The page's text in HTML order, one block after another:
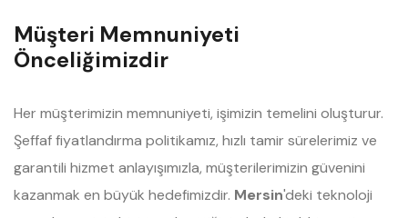
Müşteri Memnuniyeti
Önceliğimizdir
Her müşterimizin memnuniyeti, işimizin temelini oluşturur.
Şeffaf fiyatlandırma politikamız, hızlı tamir sürelerimiz ve
garantili hizmet anlayışımızla, müşterilerimizin güvenini
kazanmak en büyük hedefimizdir. Mersin'deki teknoloji